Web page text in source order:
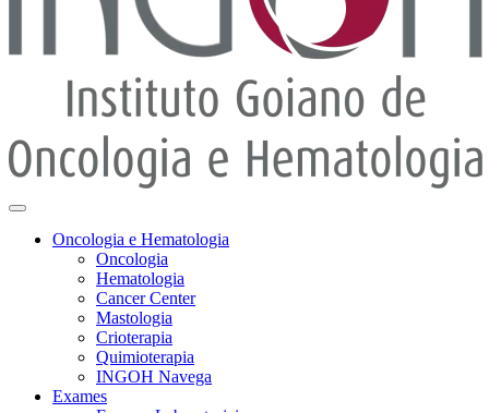
Oncologia e Hematologia
Oncologia
Hematologia
Cancer Center
Mastologia
Crioterapia
Quimioterapia
INGOH Navega
Exames